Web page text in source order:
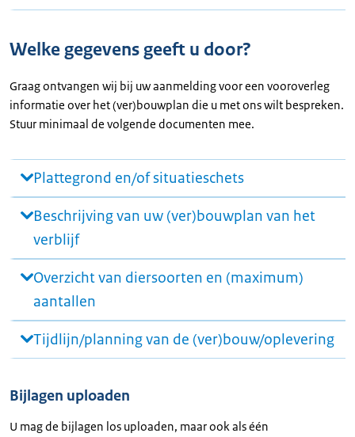
Welke gegevens geeft u door?
Graag ontvangen wij bij uw aanmelding voor een vooroverleg
informatie over het (ver)bouwplan die u met ons wilt bespreken.
Stuur minimaal de volgende documenten mee.
Plattegrond en/of situatieschets
Beschrijving van uw (ver)bouwplan van het
verblijf
Overzicht van diersoorten en (maximum)
aantallen
Tijdlijn/planning van de (ver)bouw/oplevering
Bijlagen uploaden
U mag de bijlagen los uploaden, maar ook als één